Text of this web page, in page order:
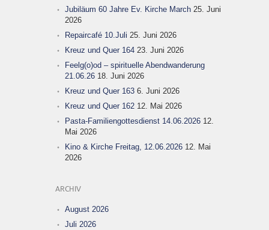
Jubiläum 60 Jahre Ev. Kirche March 25. Juni
2026
Repaircafé 10.Juli 25. Juni 2026
Kreuz und Quer 164 23. Juni 2026
Feelg(o)od – spirituelle Abendwanderung
21.06.26 18. Juni 2026
Kreuz und Quer 163 6. Juni 2026
Kreuz und Quer 162 12. Mai 2026
Pasta-Familiengottesdienst 14.06.2026 12.
Mai 2026
Kino & Kirche Freitag, 12.06.2026 12. Mai
2026
ARCHIV
August 2026
Juli 2026